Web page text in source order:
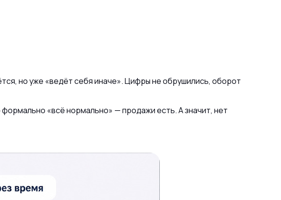
но уже «ведёт себя иначе». Цифры не обрушились, оборот
«всё нормально» — продажи есть. А значит, нет